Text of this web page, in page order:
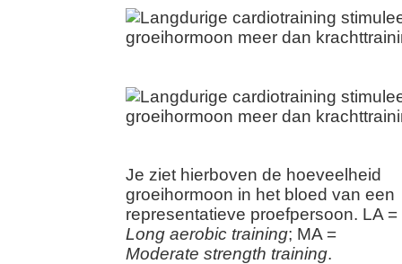
Je ziet hierboven de hoeveelheid
groeihormoon in het bloed van een
representatieve proefpersoon. LA =
Long aerobic training; MA =
Moderate strength training.